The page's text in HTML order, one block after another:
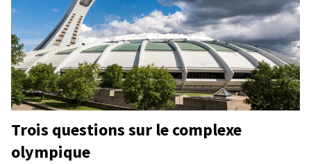
Trois questions sur le complexe
olympique